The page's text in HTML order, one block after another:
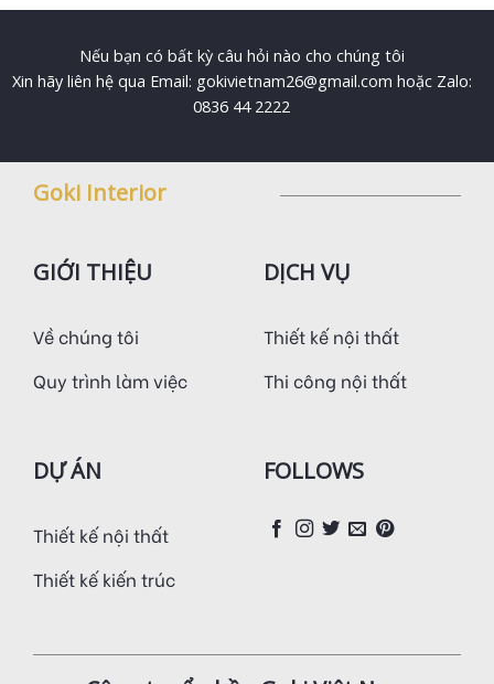
Nếu bạn có bất kỳ câu hỏi nào cho chúng tôi
Xin hãy liên hệ qua Email: gokivietnam26@gmail.com hoặc Zalo:
0836 44 2222
Goki Interior
GIỚI THIỆU
Về chúng tôi
Quy trình làm việc
DỊCH VỤ
Thiết kế nội thất
Thi công nội thất
DỰ ÁN
Thiết kế nội thất
Thiết kế kiến trúc
FOLLOWS